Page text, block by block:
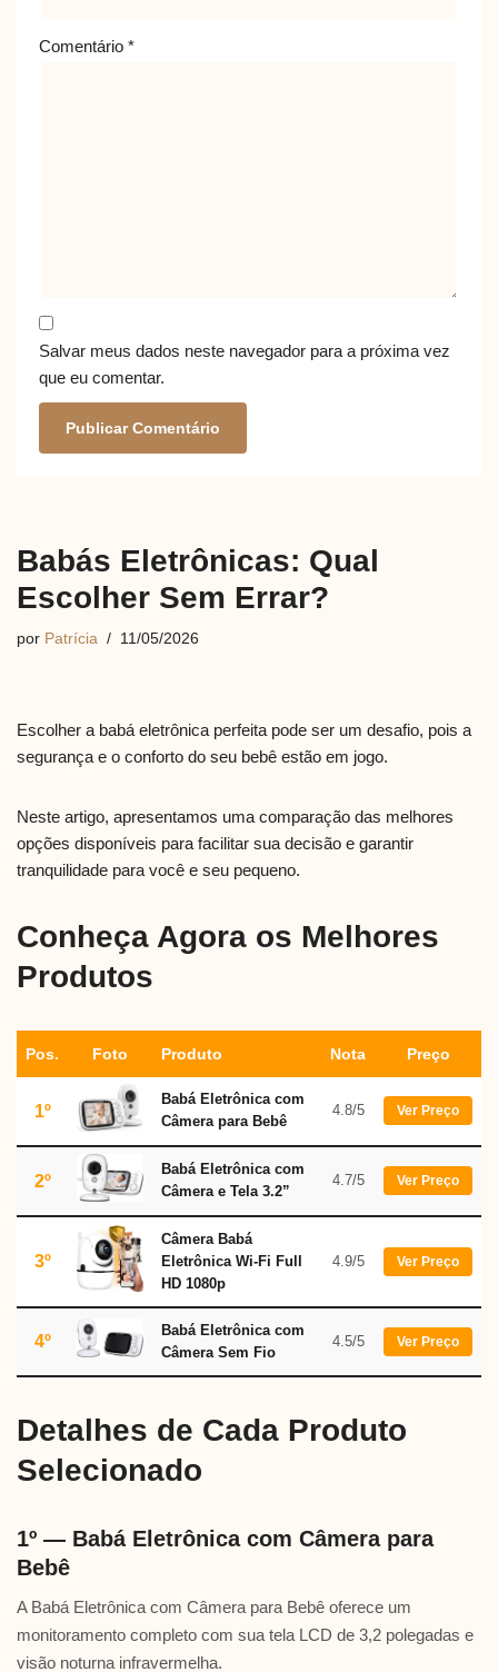
Comentário *
Salvar meus dados neste navegador para a próxima vez
que eu comentar.
Babás Eletrônicas: Qual
Escolher Sem Errar?
por Patrícia 11/05/2026
Escolher a babá eletrônica perfeita pode ser um desafio, pois a
segurança e o conforto do seu bebê estão em jogo.
Neste artigo, apresentamos uma comparação das melhores
opções disponíveis para facilitar sua decisão e garantir
tranquilidade para você e seu pequeno.
Conheça Agora os Melhores
Produtos
Pos. Foto Produto Nota Preço
1º
Babá Eletrônica com
Câmera para Bebê
4.8/5 Ver Preço
2º
Babá Eletrônica com
Câmera e Tela 3.2”
4.7/5 Ver Preço
3º
Câmera Babá
Eletrônica Wi-Fi Full
HD 1080p
4.9/5 Ver Preço
4º
Babá Eletrônica com
Câmera Sem Fio
4.5/5 Ver Preço
Detalhes de Cada Produto
Selecionado
1º — Babá Eletrônica com Câmera para
Bebê
A Babá Eletrônica com Câmera para Bebê oferece um
monitoramento completo com sua tela LCD de 3,2 polegadas e
visão noturna infravermelha.